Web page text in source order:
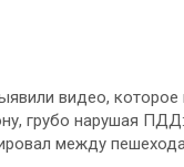
видео,
грубо нарушая
между